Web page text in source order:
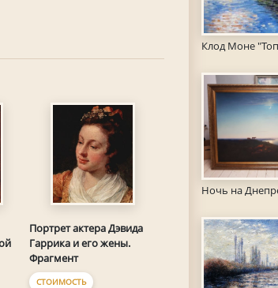
Клод Моне
Ночь на
Портрет актера Дэвида
Гаррика и его жены.
Фрагмент
СТОИМОСТЬ